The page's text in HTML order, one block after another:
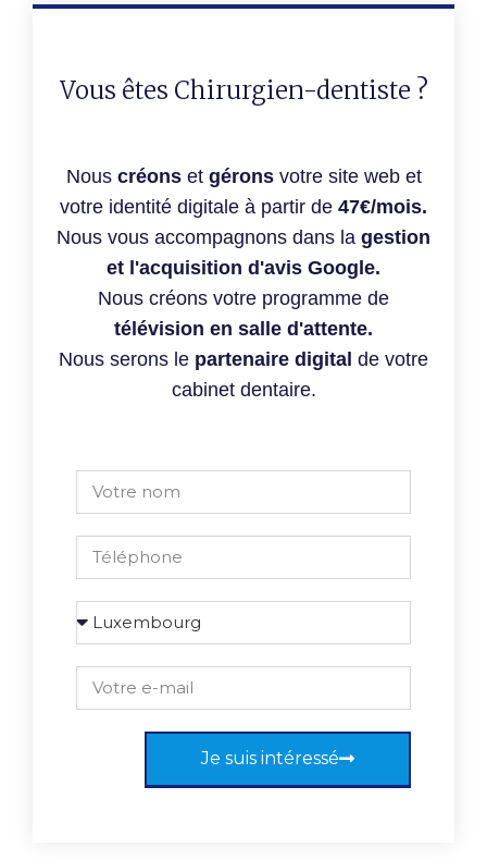
Vous êtes Chirurgien-dentiste ?
Nous créonset géronsvotre site web et
votre identité digitale à partir de 47€/mois.
Nous vous accompagnons dans la gestion
et l'acquisition d'avis Google.
Nous créons votre programme de
télévision en salle d'attente.
Nous serons le partenaire digital de votre
cabinet dentaire.
Je suis intéressé